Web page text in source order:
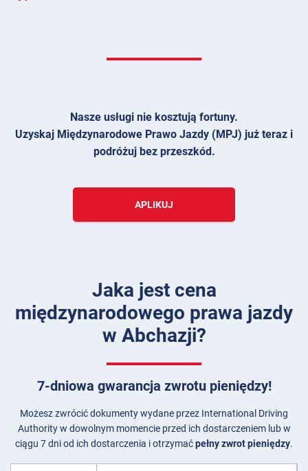
Nasze usługi nie kosztują fortuny.
Uzyskaj Międzynarodowe Prawo Jazdy (MPJ) już teraz i
podróżuj bez przeszkód.
APLIKUJ
Jaka jest cena
międzynarodowego prawa jazdy
w Abchazji?
7-dniowa gwarancja zwrotu pieniędzy!
Możesz zwrócić dokumenty wydane przez International Driving
Authority w dowolnym momencie przed ich dostarczeniem lub w
ciągu 7 dni od ich dostarczenia i otrzymaćpełny zwrot pieniędzy.